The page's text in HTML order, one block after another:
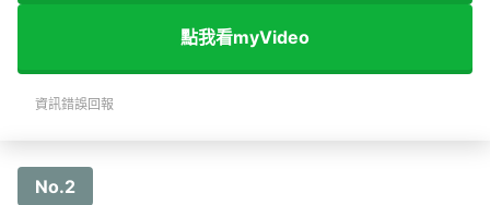
點我看myVideo
資訊錯誤回報
No.2